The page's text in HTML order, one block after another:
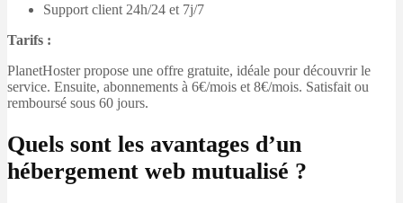
Support client 24h/24 et 7j/7
Tarifs :
PlanetHoster propose une offre gratuite, idéale pour découvrir le
service. Ensuite, abonnements à 6€/mois et 8€/mois. Satisfait ou
remboursé sous 60 jours.
Quels sont les avantages d’un
hébergement web mutualisé ?